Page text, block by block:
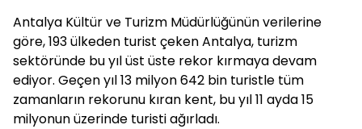
Antalya Kültür ve Turizm Müdürlüğünün verilerine
göre, 193 ülkeden turist çeken Antalya, turizm
sektöründe bu yıl üst üste rekor kırmaya devam
ediyor. Geçen yıl 13 milyon 642 bin turistle tüm
zamanların rekorunu kıran kent, bu yıl 11 ayda 15
milyonun üzerinde turisti ağırladı.